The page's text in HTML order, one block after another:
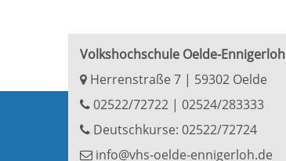
Volkshochschule Oelde-Ennigerloh
Herrenstraße 7 | 59302 Oelde
02522/72722 | 02524/283333
Deutschkurse: 02522/72724
info@vhs-oelde-ennigerloh.de